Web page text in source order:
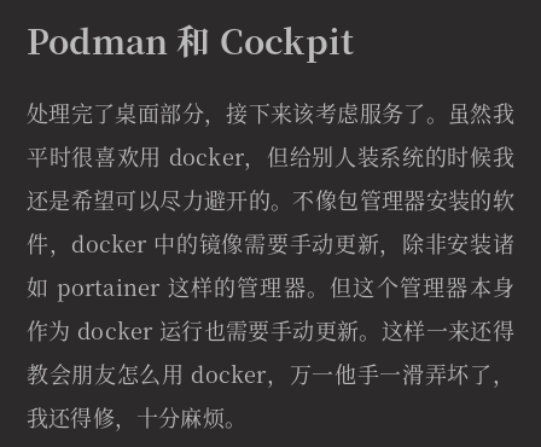
Podman 和 Cockpit
处理完了桌面部分，接下来该考虑服务了。虽然我
平时很喜欢用 docker，但给别人装系统的时候我
还是希望可以尽力避开的。不像包管理器安装的软
件，docker 中的镜像需要手动更新，除非安装诸
如 portainer 这样的管理器。但这个管理器本身
作为 docker 运行也需要手动更新。这样一来还得
教会朋友怎么用 docker，万一他手一滑弄坏了，
我还得修，十分麻烦。